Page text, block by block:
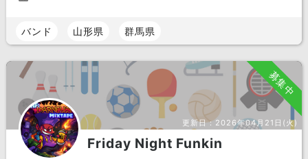
バンド 山形県 群馬県
募集中
更新日： 2026年04月21日(火)
Friday Night Funkin